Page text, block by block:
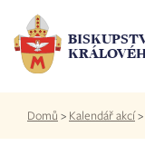
hlavnímu
obsahu
Drobečková
navigace
Domů > Kalendář akcí>